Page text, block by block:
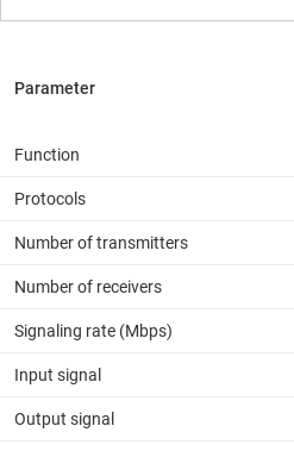
Function
Protocols
Number of transmitters
Number of receivers
Signaling rate (Mbps)
Input signal
Output signal